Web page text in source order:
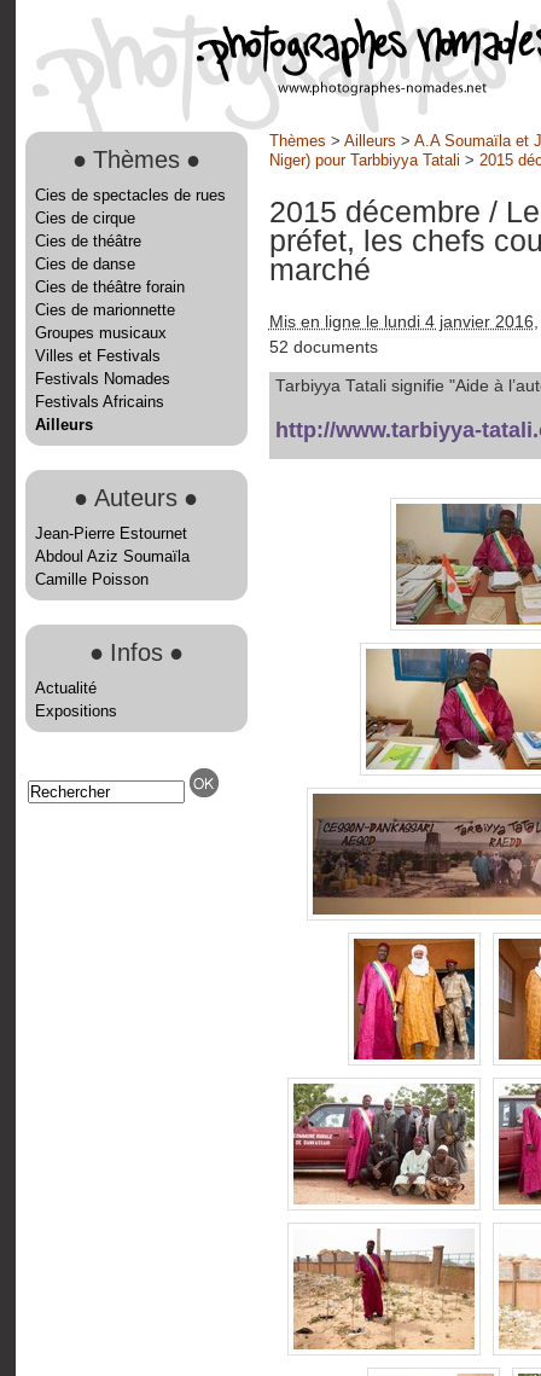
● Thèmes ●
Cies de spectacles de rues
Cies de cirque
Cies de théâtre
Cies de danse
Cies de théâtre forain
Cies de marionnette
Groupes musicaux
Villes et Festivals
Festivals Nomades
Festivals Africains
Ailleurs
● Auteurs ●
Jean-Pierre Estournet
Abdoul Aziz Soumaïla
Camille Poisson
● Infos ●
Actualité
Expositions
Thèmes > Ailleurs > A.A Soumaïla et
Niger) pour Tarbbiyya Tatali > 2015
2015 décembre /
préfet, les chefs
marché
Mis en ligne le lundi 4 janvier 2016
52 documents
Tarbiyya Tatali signifie "Aide à
http://www.tarbiyya-